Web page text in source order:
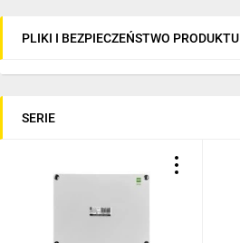
PLIKI I BEZPIECZEŃSTWO PRODUKTU
SERIE